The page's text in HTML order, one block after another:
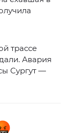
трассе
Авария
Сургут —